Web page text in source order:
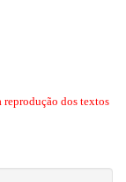
dos textos